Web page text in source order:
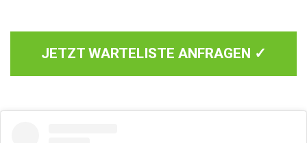
JETZT WARTELISTE ANFRAGEN ✓